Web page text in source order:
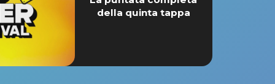
della quinta tappa